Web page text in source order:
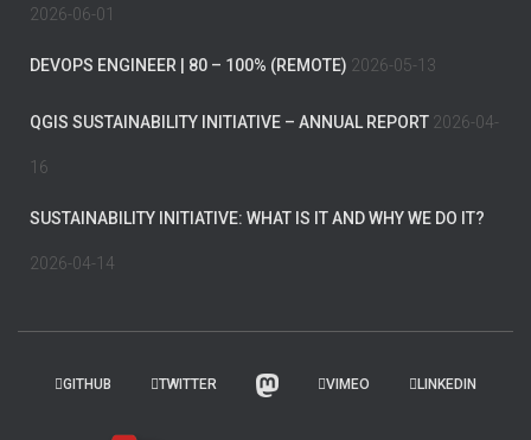
2026-06-01
DEVOPS ENGINEER | 80 – 100% (REMOTE) 2026-05-13
QGIS SUSTAINABILITY INITIATIVE – ANNUAL REPORT 2026-04-
16
SUSTAINABILITY INITIATIVE: WHAT IS IT AND WHY WE DO IT?
2026-04-14
GITHUB TWITTER VIMEO LINKEDIN